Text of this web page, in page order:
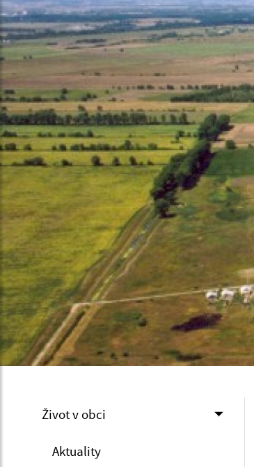
Život v obci
Aktuality